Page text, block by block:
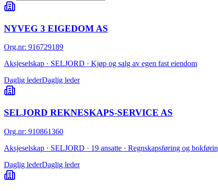
NYVEG 3 EIGEDOM AS
Org.nr: 916729189
Aksjeselskap · SELJORD · Kjøp og salg av egen fast eiendom
Daglig lederDaglig leder
SELJORD REKNESKAPS-SERVICE AS
Org.nr: 910861360
Aksjeselskap · SELJORD · 19 ansatte · Regnskapsføring og
Daglig lederDaglig leder